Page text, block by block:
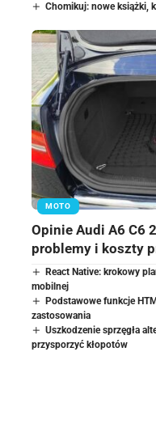
Chomikuj: nowe książki,
MOTO
Opinie Audi A6 C6
problemy i koszty
React Native: krokowy
mobilnej
Podstawowe funkcje
zastosowania
Uszkodzenie sprzęgła
przysporzyć kłopotów